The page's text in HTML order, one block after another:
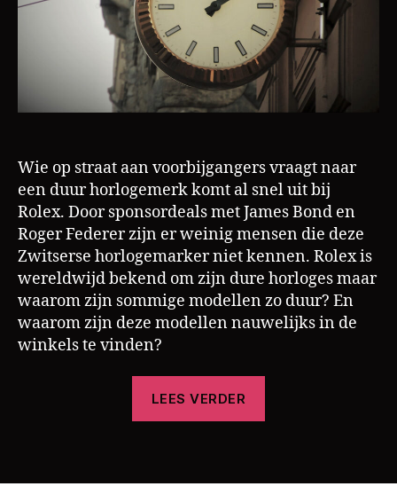
opdrijft
Wie op straat aan voorbijgangers vraagt naar
een duur horlogemerk komt al snel uit bij
Rolex. Door sponsordeals met James Bond en
Roger Federer zijn er weinig mensen die deze
Zwitserse horlogemarker niet kennen. Rolex is
wereldwijd bekend om zijn dure horloges maar
waarom zijn sommige modellen zo duur? En
waarom zijn deze modellen nauwelijks in de
winkels te vinden?
LEES VERDER
productieproces
h